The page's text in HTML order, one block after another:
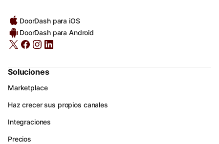
DoorDash para iOS
DoorDash para Android
Soluciones
Marketplace
Haz crecer sus propios canales
Integraciones
Precios